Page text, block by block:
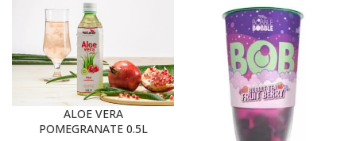
ALOE VERA
POMEGRANATE 0.5L